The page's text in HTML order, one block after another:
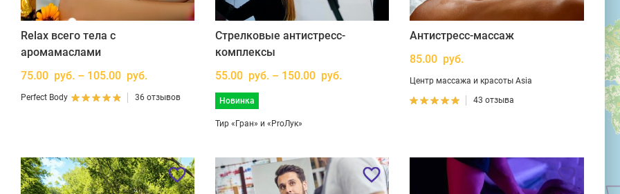
Relax всего тела с
аромамаслами
75.00 руб. – 105.00 руб.
Perfect Body 36 отзывов
Стрелковые антистресс-
комплексы
55.00 руб. – 150.00 руб.
Новинка
Тир «Гран» и «ProЛук»
Антистресс-массаж
85.00 руб.
Центр массажа и красоты Asia
43 отзыва